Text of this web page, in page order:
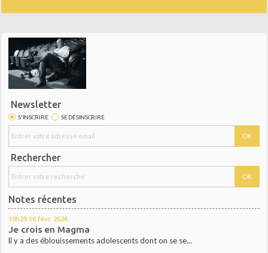
Newsletter
S'INSCRIRE SE DÉSINSCRIRE
Rechercher
Notes récentes
19h29 16 févr. 2026
Je crois en Magma
ll y a des éblouissements adolescents dont on se se...